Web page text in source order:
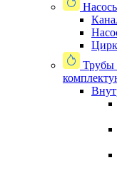
Трубы